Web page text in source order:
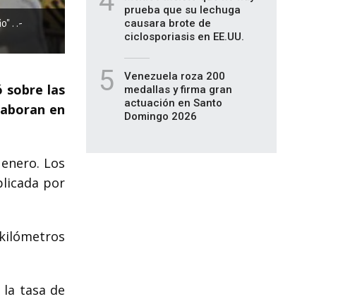
. .-
sobre las
en
Los
por
tasa de
prueba que su lechuga
causara brote de
ciclosporiasis en EE.UU.
5
Venezuela roza 200
medallas y firma gran
actuación en Santo
Domingo 2026